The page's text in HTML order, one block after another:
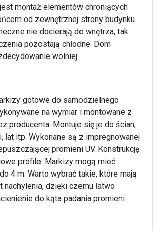
montaż elementów chroniących
od zewnętrznej strony budynku.
nie docierają do wnętrza, tak
pozostają chłodne. Dom
wolniej.
gotowe do samodzielnego
na wymiar i montowane z
producenta. Montuje się je do ścian,
łat itp. Wykonane są z impregnowanej
promieni UV. Konstrukcję
profile. Markizy mogą mieć
4 m. Warto wybrać takie, które mają
nachylenia, dzięki czemu łatwo
do kąta padania promieni